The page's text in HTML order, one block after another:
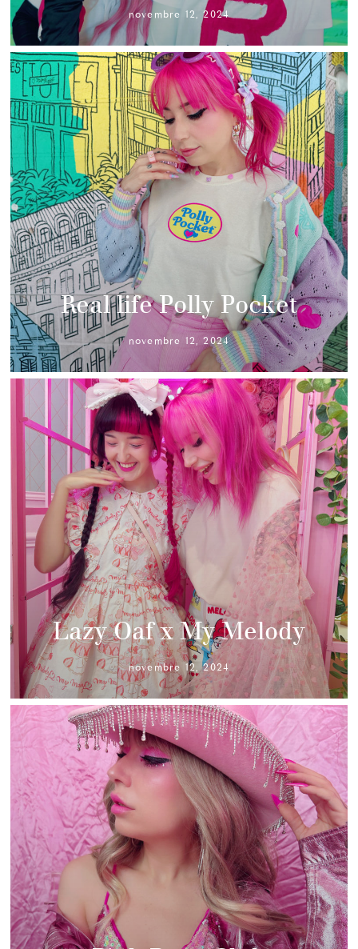
novembre 12, 2024
Real life Polly Pocket
novembre 12, 2024
Lazy Oaf x My Melody
novembre 12, 2024